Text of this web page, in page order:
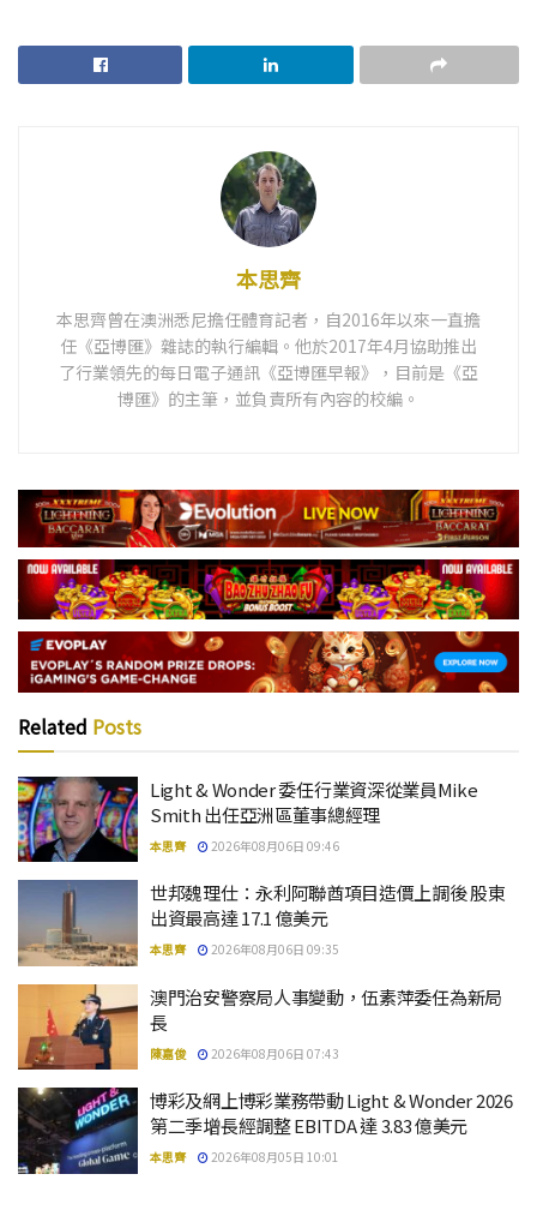
本思齊
本思齊曾在澳洲悉尼擔任體育記者，自2016年以來一直擔
任《亞博匯》雜誌的執行編輯。他於2017年4月協助推出
了行業領先的每日電子通訊《亞博匯早報》，目前是《亞
博匯》的主筆，並負責所有內容的校編。
Related Posts
Light & Wonder 委任行業資深從業員Mike
Smith 出任亞洲區董事總經理
本思齊 2026年08月06日 09:46
世邦魏理仕：永利阿聯酋項目造價上調後 股東
出資最高達 17.1 億美元
本思齊 2026年08月06日 09:35
澳門治安警察局人事變動，伍素萍委任為新局
長
陳嘉俊 2026年08月06日 07:43
博彩及網上博彩業務帶動 Light & Wonder 2026
第二季增長經調整 EBITDA 達 3.83 億美元
本思齊 2026年08月05日 10:01